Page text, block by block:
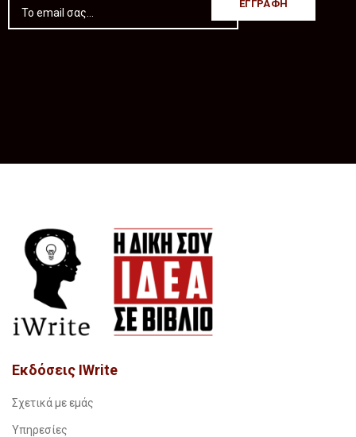
Εκδόσεις IWrite
Σχετικά με εμάς
Υπηρεσίες